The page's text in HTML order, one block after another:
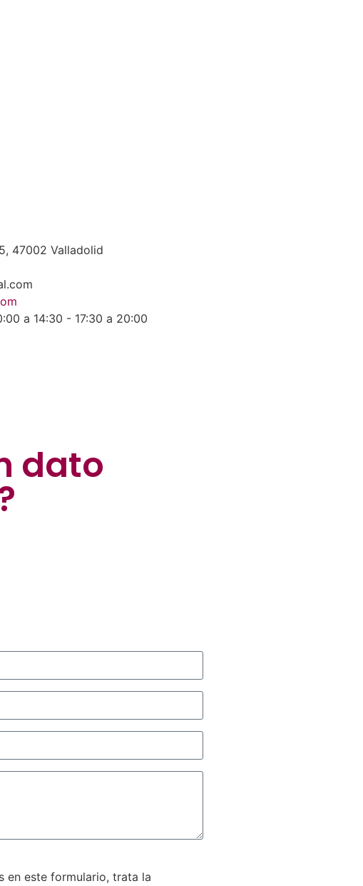
47002 Valladolid
a 14:30 - 17:30 a 20:00
dato
en este formulario, trata la